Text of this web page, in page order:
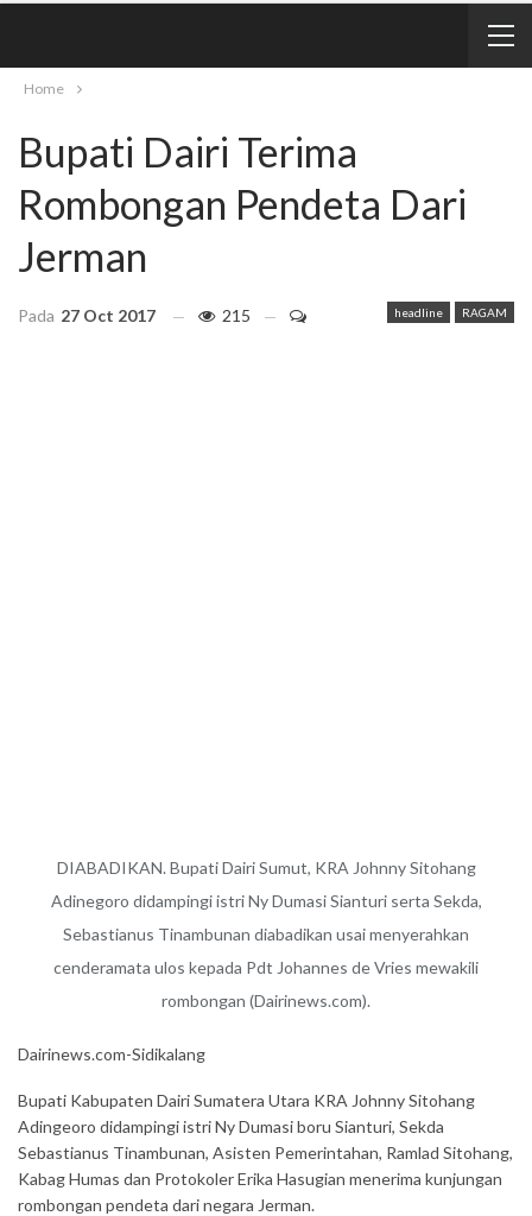
Home
Bupati Dairi Terima
Rombongan Pendeta Dari
Jerman
headline RAGAM
Pada 27 Oct 2017 215
DIABADIKAN. Bupati Dairi Sumut, KRA Johnny Sitohang
Adinegoro didampingi istri Ny Dumasi Sianturi serta Sekda,
Sebastianus Tinambunan diabadikan usai menyerahkan
cenderamata ulos kepada Pdt Johannes de Vries mewakili
rombongan (Dairinews.com).
Dairinews.com-Sidikalang
Bupati Kabupaten Dairi Sumatera Utara KRA Johnny Sitohang
Adingeoro didampingi istri Ny Dumasi boru Sianturi, Sekda
Sebastianus Tinambunan, Asisten Pemerintahan, Ramlad Sitohang,
Kabag Humas dan Protokoler Erika Hasugian menerima kunjungan
rombongan pendeta dari negara Jerman.